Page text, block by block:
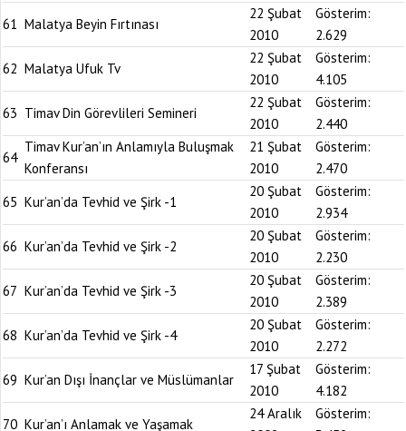
61 Malatya Beyin Fırtınası
22 Şubat
2010
Gösterim:
2.629
62 Malatya Ufuk Tv
22 Şubat
2010
Gösterim:
4.105
63 Timav Din Görevlileri Semineri
22 Şubat
2010
Gösterim:
2.440
64
Timav Kur’an’ın Anlamıyla Buluşmak
Konferansı
21 Şubat
2010
Gösterim:
2.470
65 Kur’an’da Tevhid ve Şirk -1
20 Şubat
2010
Gösterim:
2.934
66 Kur’an’da Tevhid ve Şirk -2
20 Şubat
2010
Gösterim:
2.230
67 Kur’an’da Tevhid ve Şirk -3
20 Şubat
2010
Gösterim:
2.389
68 Kur’an’da Tevhid ve Şirk -4
20 Şubat
2010
Gösterim:
2.272
69 Kur’an Dışı İnançlar ve Müslümanlar
17 Şubat
2010
Gösterim:
4.182
70 Kur’an’ı Anlamak ve Yaşamak
24 Aralık
Gösterim: